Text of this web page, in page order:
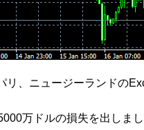
、ニュージーランドの
万ドルの損失を出しま